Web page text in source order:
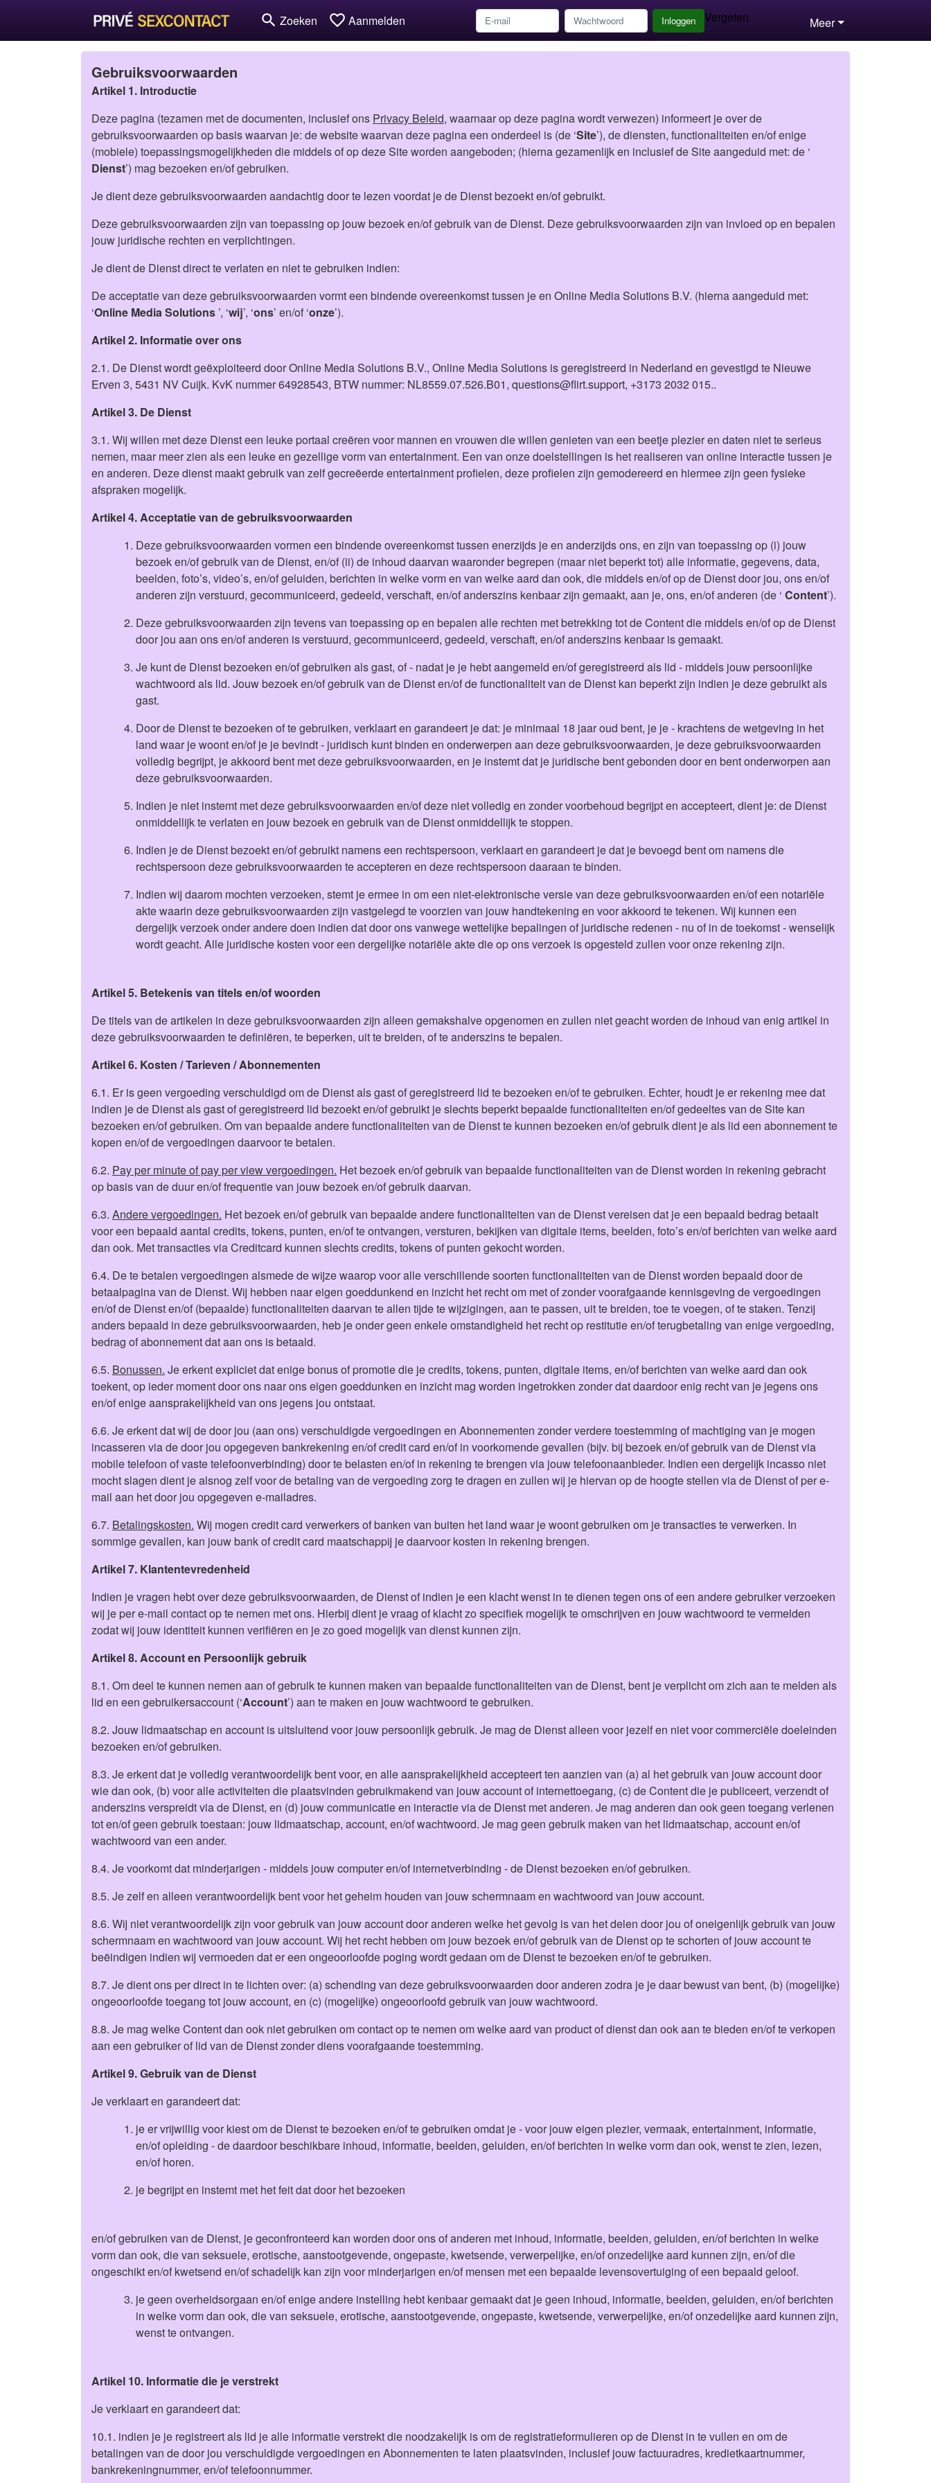
search Zoeken favorite_border Aanmelden Inloggen Vergeten Meer
Gebruiksvoorwaarden
Artikel 1. Introductie
Deze pagina (tezamen met de documenten, inclusief ons Privacy Beleid, waarnaar op deze pagina wordt verwezen) informeert je over de
gebruiksvoorwaarden op basis waarvan je: de website waarvan deze pagina een onderdeel is (de ‘Site’), de diensten, functionaliteiten en/of enige
(mobiele) toepassingsmogelijkheden die middels of op deze Site worden aangeboden; (hierna gezamenlijk en inclusief de Site aangeduid met: de ‘
Dienst’) mag bezoeken en/of gebruiken.
Je dient deze gebruiksvoorwaarden aandachtig door te lezen voordat je de Dienst bezoekt en/of gebruikt.
Deze gebruiksvoorwaarden zijn van toepassing op jouw bezoek en/of gebruik van de Dienst. Deze gebruiksvoorwaarden zijn van invloed op en bepalen
jouw juridische rechten en verplichtingen.
Je dient de Dienst direct te verlaten en niet te gebruiken indien:
De acceptatie van deze gebruiksvoorwaarden vormt een bindende overeenkomst tussen je en Online Media Solutions B.V. (hierna aangeduid met:
‘Online Media Solutions ’, ‘wij’, ‘ons’ en/of ‘onze’).
Artikel 2. Informatie over ons
2.1. De Dienst wordt geëxploiteerd door Online Media Solutions B.V., Online Media Solutions is geregistreerd in Nederland en gevestigd te Nieuwe
Erven 3, 5431 NV Cuijk. KvK nummer 64928543, BTW nummer: NL8559.07.526.B01, questions@flirt.support, +3173 2032 015..
Artikel 3. De Dienst
3.1. Wij willen met deze Dienst een leuke portaal creëren voor mannen en vrouwen die willen genieten van een beetje plezier en daten niet te serieus
nemen, maar meer zien als een leuke en gezellige vorm van entertainment. Een van onze doelstellingen is het realiseren van online interactie tussen je
en anderen. Deze dienst maakt gebruik van zelf gecreëerde entertainment profielen, deze profielen zijn gemodereerd en hiermee zijn geen fysieke
afspraken mogelijk.
Artikel 4. Acceptatie van de gebruiksvoorwaarden
Deze gebruiksvoorwaarden vormen een bindende overeenkomst tussen enerzijds je en anderzijds ons, en zijn van toepassing op (i) jouw
bezoek en/of gebruik van de Dienst, en/of (ii) de inhoud daarvan waaronder begrepen (maar niet beperkt tot) alle informatie, gegevens, data,
beelden, foto’s, video’s, en/of geluiden, berichten in welke vorm en van welke aard dan ook, die middels en/of op de Dienst door jou, ons en/of
anderen zijn verstuurd, gecommuniceerd, gedeeld, verschaft, en/of anderszins kenbaar zijn gemaakt, aan je, ons, en/of anderen (de ‘ Content’).
Deze gebruiksvoorwaarden zijn tevens van toepassing op en bepalen alle rechten met betrekking tot de Content die middels en/of op de Dienst
door jou aan ons en/of anderen is verstuurd, gecommuniceerd, gedeeld, verschaft, en/of anderszins kenbaar is gemaakt.
Je kunt de Dienst bezoeken en/of gebruiken als gast, of - nadat je je hebt aangemeld en/of geregistreerd als lid - middels jouw persoonlijke
wachtwoord als lid. Jouw bezoek en/of gebruik van de Dienst en/of de functionaliteit van de Dienst kan beperkt zijn indien je deze gebruikt als
gast.
Door de Dienst te bezoeken of te gebruiken, verklaart en garandeert je dat: je minimaal 18 jaar oud bent, je je - krachtens de wetgeving in het
land waar je woont en/of je je bevindt - juridisch kunt binden en onderwerpen aan deze gebruiksvoorwaarden, je deze gebruiksvoorwaarden
volledig begrijpt, je akkoord bent met deze gebruiksvoorwaarden, en je instemt dat je juridische bent gebonden door en bent onderworpen aan
deze gebruiksvoorwaarden.
Indien je niet instemt met deze gebruiksvoorwaarden en/of deze niet volledig en zonder voorbehoud begrijpt en accepteert, dient je: de Dienst
onmiddellijk te verlaten en jouw bezoek en gebruik van de Dienst onmiddellijk te stoppen.
Indien je de Dienst bezoekt en/of gebruikt namens een rechtspersoon, verklaart en garandeert je dat je bevoegd bent om namens die
rechtspersoon deze gebruiksvoorwaarden te accepteren en deze rechtspersoon daaraan te binden.
Indien wij daarom mochten verzoeken, stemt je ermee in om een niet-elektronische versie van deze gebruiksvoorwaarden en/of een notariële
akte waarin deze gebruiksvoorwaarden zijn vastgelegd te voorzien van jouw handtekening en voor akkoord te tekenen. Wij kunnen een
dergelijk verzoek onder andere doen indien dat door ons vanwege wettelijke bepalingen of juridische redenen - nu of in de toekomst - wenselijk
wordt geacht. Alle juridische kosten voor een dergelijke notariële akte die op ons verzoek is opgesteld zullen voor onze rekening zijn.
Artikel 5. Betekenis van titels en/of woorden
De titels van de artikelen in deze gebruiksvoorwaarden zijn alleen gemakshalve opgenomen en zullen niet geacht worden de inhoud van enig artikel in
deze gebruiksvoorwaarden te definiëren, te beperken, uit te breiden, of te anderszins te bepalen.
Artikel 6. Kosten / Tarieven / Abonnementen
6.1. Er is geen vergoeding verschuldigd om de Dienst als gast of geregistreerd lid te bezoeken en/of te gebruiken. Echter, houdt je er rekening mee dat
indien je de Dienst als gast of geregistreerd lid bezoekt en/of gebruikt je slechts beperkt bepaalde functionaliteiten en/of gedeeltes van de Site kan
bezoeken en/of gebruiken. Om van bepaalde andere functionaliteiten van de Dienst te kunnen bezoeken en/of gebruik dient je als lid een abonnement te
kopen en/of de vergoedingen daarvoor te betalen.
6.2. Pay per minute of pay per view vergoedingen. Het bezoek en/of gebruik van bepaalde functionaliteiten van de Dienst worden in rekening gebracht
op basis van de duur en/of frequentie van jouw bezoek en/of gebruik daarvan.
6.3. Andere vergoedingen. Het bezoek en/of gebruik van bepaalde andere functionaliteiten van de Dienst vereisen dat je een bepaald bedrag betaalt
voor een bepaald aantal credits, tokens, punten, en/of te ontvangen, versturen, bekijken van digitale items, beelden, foto’s en/of berichten van welke aard
dan ook. Met transacties via Creditcard kunnen slechts credits, tokens of punten gekocht worden.
6.4. De te betalen vergoedingen alsmede de wijze waarop voor alle verschillende soorten functionaliteiten van de Dienst worden bepaald door de
betaalpagina van de Dienst. Wij hebben naar eigen goeddunkend en inzicht het recht om met of zonder voorafgaande kennisgeving de vergoedingen
en/of de Dienst en/of (bepaalde) functionaliteiten daarvan te allen tijde te wijzigingen, aan te passen, uit te breiden, toe te voegen, of te staken. Tenzij
anders bepaald in deze gebruiksvoorwaarden, heb je onder geen enkele omstandigheid het recht op restitutie en/of terugbetaling van enige vergoeding,
bedrag of abonnement dat aan ons is betaald.
6.5. Bonussen. Je erkent expliciet dat enige bonus of promotie die je credits, tokens, punten, digitale items, en/of berichten van welke aard dan ook
toekent, op ieder moment door ons naar ons eigen goeddunken en inzicht mag worden ingetrokken zonder dat daardoor enig recht van je jegens ons
en/of enige aansprakelijkheid van ons jegens jou ontstaat.
6.6. Je erkent dat wij de door jou (aan ons) verschuldigde vergoedingen en Abonnementen zonder verdere toestemming of machtiging van je mogen
incasseren via de door jou opgegeven bankrekening en/of credit card en/of in voorkomende gevallen (bijv. bij bezoek en/of gebruik van de Dienst via
mobile telefoon of vaste telefoonverbinding) door te belasten en/of in rekening te brengen via jouw telefoonaanbieder. Indien een dergelijk incasso niet
mocht slagen dient je alsnog zelf voor de betaling van de vergoeding zorg te dragen en zullen wij je hiervan op de hoogte stellen via de Dienst of per e-
mail aan het door jou opgegeven e-mailadres.
6.7. Betalingskosten. Wij mogen credit card verwerkers of banken van buiten het land waar je woont gebruiken om je transacties te verwerken. In
sommige gevallen, kan jouw bank of credit card maatschappij je daarvoor kosten in rekening brengen.
Artikel 7. Klantentevredenheid
Indien je vragen hebt over deze gebruiksvoorwaarden, de Dienst of indien je een klacht wenst in te dienen tegen ons of een andere gebruiker verzoeken
wij je per e-mail contact op te nemen met ons. Hierbij dient je vraag of klacht zo specifiek mogelijk te omschrijven en jouw wachtwoord te vermelden
zodat wij jouw identiteit kunnen verifiëren en je zo goed mogelijk van dienst kunnen zijn.
Artikel 8. Account en Persoonlijk gebruik
8.1. Om deel te kunnen nemen aan of gebruik te kunnen maken van bepaalde functionaliteiten van de Dienst, bent je verplicht om zich aan te melden als
lid en een gebruikersaccount (‘Account’) aan te maken en jouw wachtwoord te gebruiken.
8.2. Jouw lidmaatschap en account is uitsluitend voor jouw persoonlijk gebruik. Je mag de Dienst alleen voor jezelf en niet voor commerciële doeleinden
bezoeken en/of gebruiken.
8.3. Je erkent dat je volledig verantwoordelijk bent voor, en alle aansprakelijkheid accepteert ten aanzien van (a) al het gebruik van jouw account door
wie dan ook, (b) voor alle activiteiten die plaatsvinden gebruikmakend van jouw account of internettoegang, (c) de Content die je publiceert, verzendt of
anderszins verspreidt via de Dienst, en (d) jouw communicatie en interactie via de Dienst met anderen. Je mag anderen dan ook geen toegang verlenen
tot en/of geen gebruik toestaan: jouw lidmaatschap, account, en/of wachtwoord. Je mag geen gebruik maken van het lidmaatschap, account en/of
wachtwoord van een ander.
8.4. Je voorkomt dat minderjarigen - middels jouw computer en/of internetverbinding - de Dienst bezoeken en/of gebruiken.
8.5. Je zelf en alleen verantwoordelijk bent voor het geheim houden van jouw schermnaam en wachtwoord van jouw account.
8.6. Wij niet verantwoordelijk zijn voor gebruik van jouw account door anderen welke het gevolg is van het delen door jou of oneigenlijk gebruik van jouw
schermnaam en wachtwoord van jouw account. Wij het recht hebben om jouw bezoek en/of gebruik van de Dienst op te schorten of jouw account te
beëindigen indien wij vermoeden dat er een ongeoorloofde poging wordt gedaan om de Dienst te bezoeken en/of te gebruiken.
8.7. Je dient ons per direct in te lichten over: (a) schending van deze gebruiksvoorwaarden door anderen zodra je je daar bewust van bent, (b) (mogelijke)
ongeoorloofde toegang tot jouw account, en (c) (mogelijke) ongeoorloofd gebruik van jouw wachtwoord.
8.8. Je mag welke Content dan ook niet gebruiken om contact op te nemen om welke aard van product of dienst dan ook aan te bieden en/of te verkopen
aan een gebruiker of lid van de Dienst zonder diens voorafgaande toestemming.
Artikel 9. Gebruik van de Dienst
Je verklaart en garandeert dat:
je er vrijwillig voor kiest om de Dienst te bezoeken en/of te gebruiken omdat je - voor jouw eigen plezier, vermaak, entertainment, informatie,
en/of opleiding - de daardoor beschikbare inhoud, informatie, beelden, geluiden, en/of berichten in welke vorm dan ook, wenst te zien, lezen,
en/of horen.
je begrijpt en instemt met het feit dat door het bezoeken
en/of gebruiken van de Dienst, je geconfronteerd kan worden door ons of anderen met inhoud, informatie, beelden, geluiden, en/of berichten in welke
vorm dan ook, die van seksuele, erotische, aanstootgevende, ongepaste, kwetsende, verwerpelijke, en/of onzedelijke aard kunnen zijn, en/of die
ongeschikt en/of kwetsend en/of schadelijk kan zijn voor minderjarigen en/of mensen met een bepaalde levensovertuiging of een bepaald geloof.
je geen overheidsorgaan en/of enige andere instelling hebt kenbaar gemaakt dat je geen inhoud, informatie, beelden, geluiden, en/of berichten
in welke vorm dan ook, die van seksuele, erotische, aanstootgevende, ongepaste, kwetsende, verwerpelijke, en/of onzedelijke aard kunnen zijn,
wenst te ontvangen.
Artikel 10. Informatie die je verstrekt
Je verklaart en garandeert dat:
10.1. indien je je registreert als lid je alle informatie verstrekt die noodzakelijk is om de registratieformulieren op de Dienst in te vullen en om de
betalingen van de door jou verschuldigde vergoedingen en Abonnementen te laten plaatsvinden, inclusief jouw factuuradres, kredietkaartnummer,
bankrekeningnummer, en/of telefoonnummer.